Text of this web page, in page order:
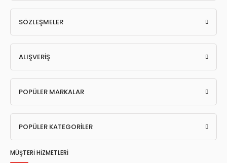
SÖZLEŞMELER
ALIŞVERİŞ
POPÜLER MARKALAR
POPÜLER KATEGORİLER
MÜŞTERİ HİZMETLERİ